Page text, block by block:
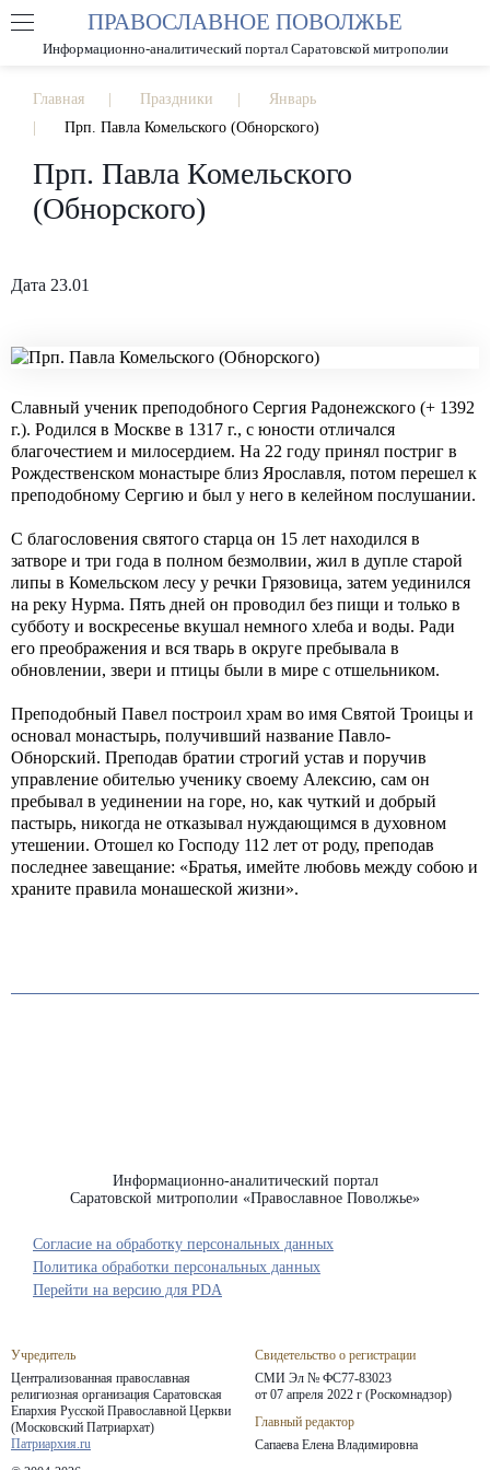
РАЗМЕР ШРИФТА А А
ПРАВОСЛАВНОЕ ПОВОЛЖЬЕ
Информационно-аналитический портал Саратовской митрополии
Главная Праздники
Январь
Прп. Павла Комельского (Обнорского)
Прп. Павла Комельского
(Обнорского)
Дата 23.01
Славный ученик преподобного Сергия Радонежского (+ 1392
г.). Родился в Москве в 1317 г., с юности отличался
благочестием и милосердием. На 22 году принял постриг в
Рождественском монастыре близ Ярославля, потом перешел к
преподобному Сергию и был у него в келейном послушании.
С благословения святого старца он 15 лет находился в
затворе и три года в полном безмолвии, жил в дупле старой
липы в Комельском лесу у речки Грязовица, затем уединился
на реку Нурма. Пять дней он проводил без пищи и только в
субботу и воскресенье вкушал немного хлеба и воды. Ради
его преображения и вся тварь в округе пребывала в
обновлении, звери и птицы были в мире с отшельником.
Преподобный Павел построил храм во имя Святой Троицы и
основал монастырь, получивший название Павло-
Обнорский. Преподав братии строгий устав и поручив
управление обителью ученику своему Алексию, сам он
пребывал в уединении на горе, но, как чуткий и добрый
пастырь, никогда не отказывал нуждающимся в духовном
утешении. Отошел ко Господу 112 лет от роду, преподав
последнее завещание: «Братья, имейте любовь между собою и
храните правила монашеской жизни».
Информационно-аналитический портал
Саратовской митрополии «Православное Поволжье»
Учредитель
Централизованная православная
религиозная организация Саратовская
Епархия Русской Православной Церкви
(Московский Патриархат)
Патриархия.ru
Свидетельство о регистрации
СМИ Эл № ФС77-83023
от 07 апреля 2022 г (Роскомнадзор)
Главный редактор
Сапаева Елена Владимировна
Согласие на обработку персональных данных
Политика обработки персональных данных
Перейти на версию для PDA